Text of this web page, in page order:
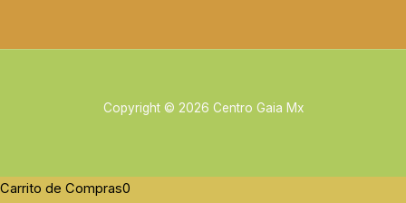
Copyright © 2026 Centro Gaia Mx
Carrito de Compras0